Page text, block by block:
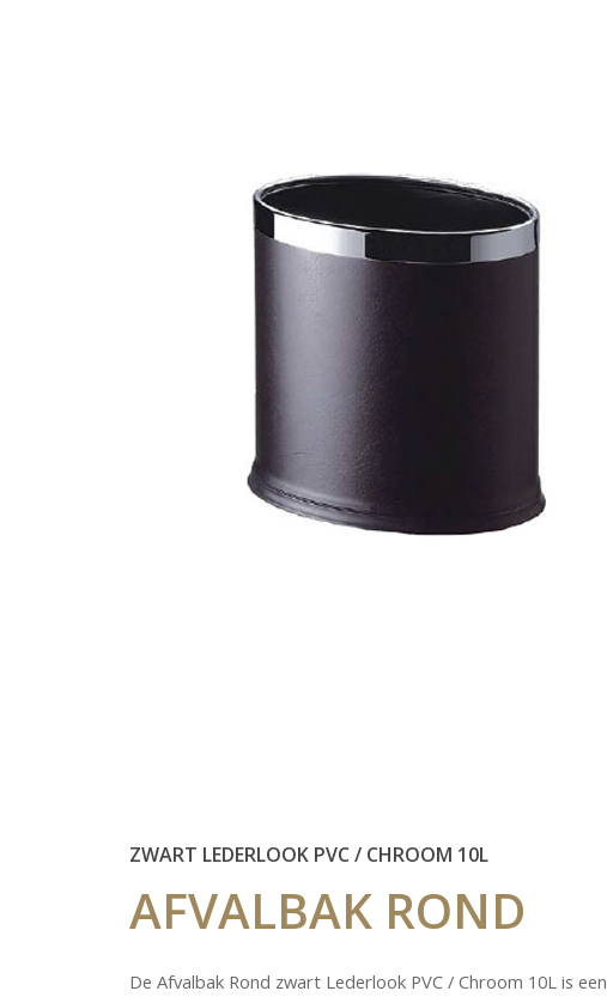
ZWART LEDERLOOK PVC / CHROOM 10L
AFVALBAK ROND
De Afvalbak Rond zwart Lederlook PVC / Chroom 10L is een